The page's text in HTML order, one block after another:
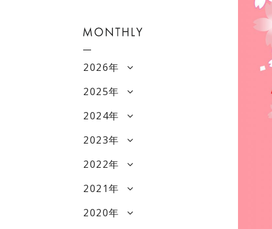
2026年
2025年
2024年
2023年
2022年
2021年
2020年